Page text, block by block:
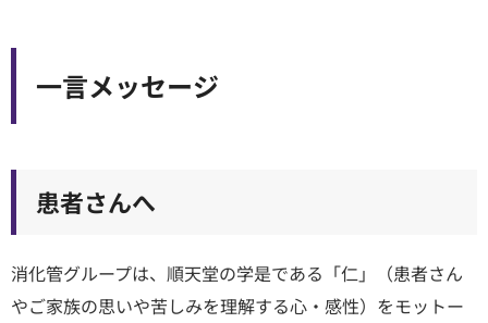
一言メッセージ
患者さんへ
消化管グループは、順天堂の学是である「仁」（患者さん
やご家族の思いや苦しみを理解する心・感性）をモットー